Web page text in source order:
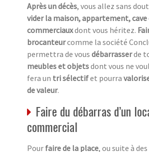
Après un décès, vous allez sans
vider la maison, appartement, cave
commerciauxdont vous héritez.
brocanteurcomme la société
permettra de vous débarrasserde
meubles et objetsdont vous ne
fera un tri sélectifet pourra
de valeur.
Faire du débarras d’un
commercial
Pour faire de la place, ou suite à